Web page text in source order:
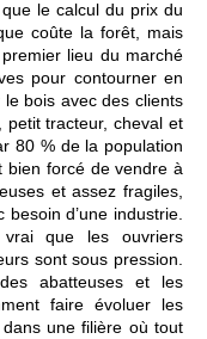
le calcul du prix du
coûte la forêt, mais
lieu du marché
pour contourner en
bois avec des clients
petit tracteur, cheval et
80 % de la population
bien forcé de vendre à
et assez fragiles,
d’une industrie.
que les ouvriers
sont sous pression.
abatteuses et les
faire évoluer les
une filière où tout